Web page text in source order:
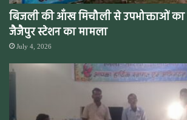
बिजली की आँख मिचौली से उपभोक्ताओं
जैजैपुर स्टेशन का मामला
July 4, 2026